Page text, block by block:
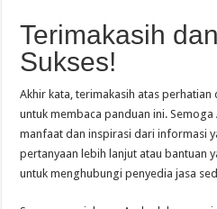
Terimakasih
Sukses!
Akhir kata, terimakasih atas perhatian
untuk membaca panduan ini.
manfaat dan inspirasi dari informasi
pertanyaan lebih lanjut atau bantuan
untuk menghubungi penyedia jasa